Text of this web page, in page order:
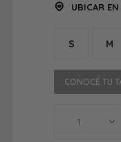
UBICAR
S M
CONOCÉ TU
1